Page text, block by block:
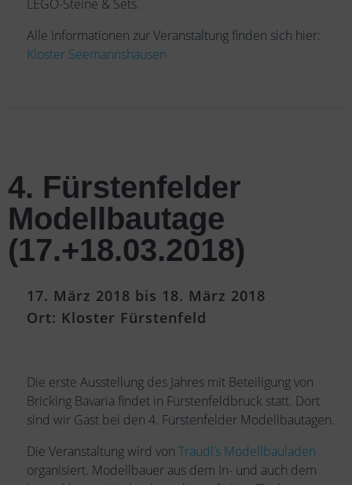
LEGO-Steine & Sets.
Alle Informationen zur Veranstaltung finden sich hier:
Kloster Seemannshausen
4. Fürstenfelder
Modellbautage
(17.+18.03.2018)
17. März 2018 bis 18. März 2018
Ort: Kloster Fürstenfeld
Die erste Ausstellung des Jahres mit Beteiligung von
Bricking Bavaria findet in Fürstenfeldbruck statt. Dort
sind wir Gast bei den 4. Fürstenfelder Modellbautagen.
Die Veranstaltung wird von Traudl’s Modellbauladen
organisiert. Modellbauer aus dem In- und auch dem